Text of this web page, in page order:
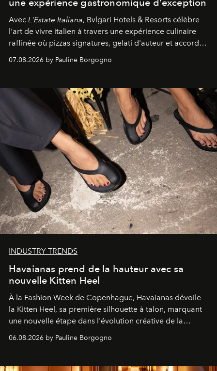
une expérience gastronomique d'exception
Avec L'Estate Italiana, Bvlgari Hotels & Resorts célèbre
l'art de vivre italien à travers une expérience culinaire
raffinée où pizzas signatures, gelati d'auteur et accords
d'exception composent un véritable voyage sensoriel.
07.08.2026 by Pauline Borgogno
INDUSTRY TRENDS
Havaianas prend de la hauteur avec sa
nouvelle Kitten Heel
À la Fashion Week de Copenhague, Havaianas dévoile
la Kitten Heel, sa première silhouette à talon, marquant
une nouvelle étape dans l'évolution créative de la
06.08.2026 by Pauline Borgogno